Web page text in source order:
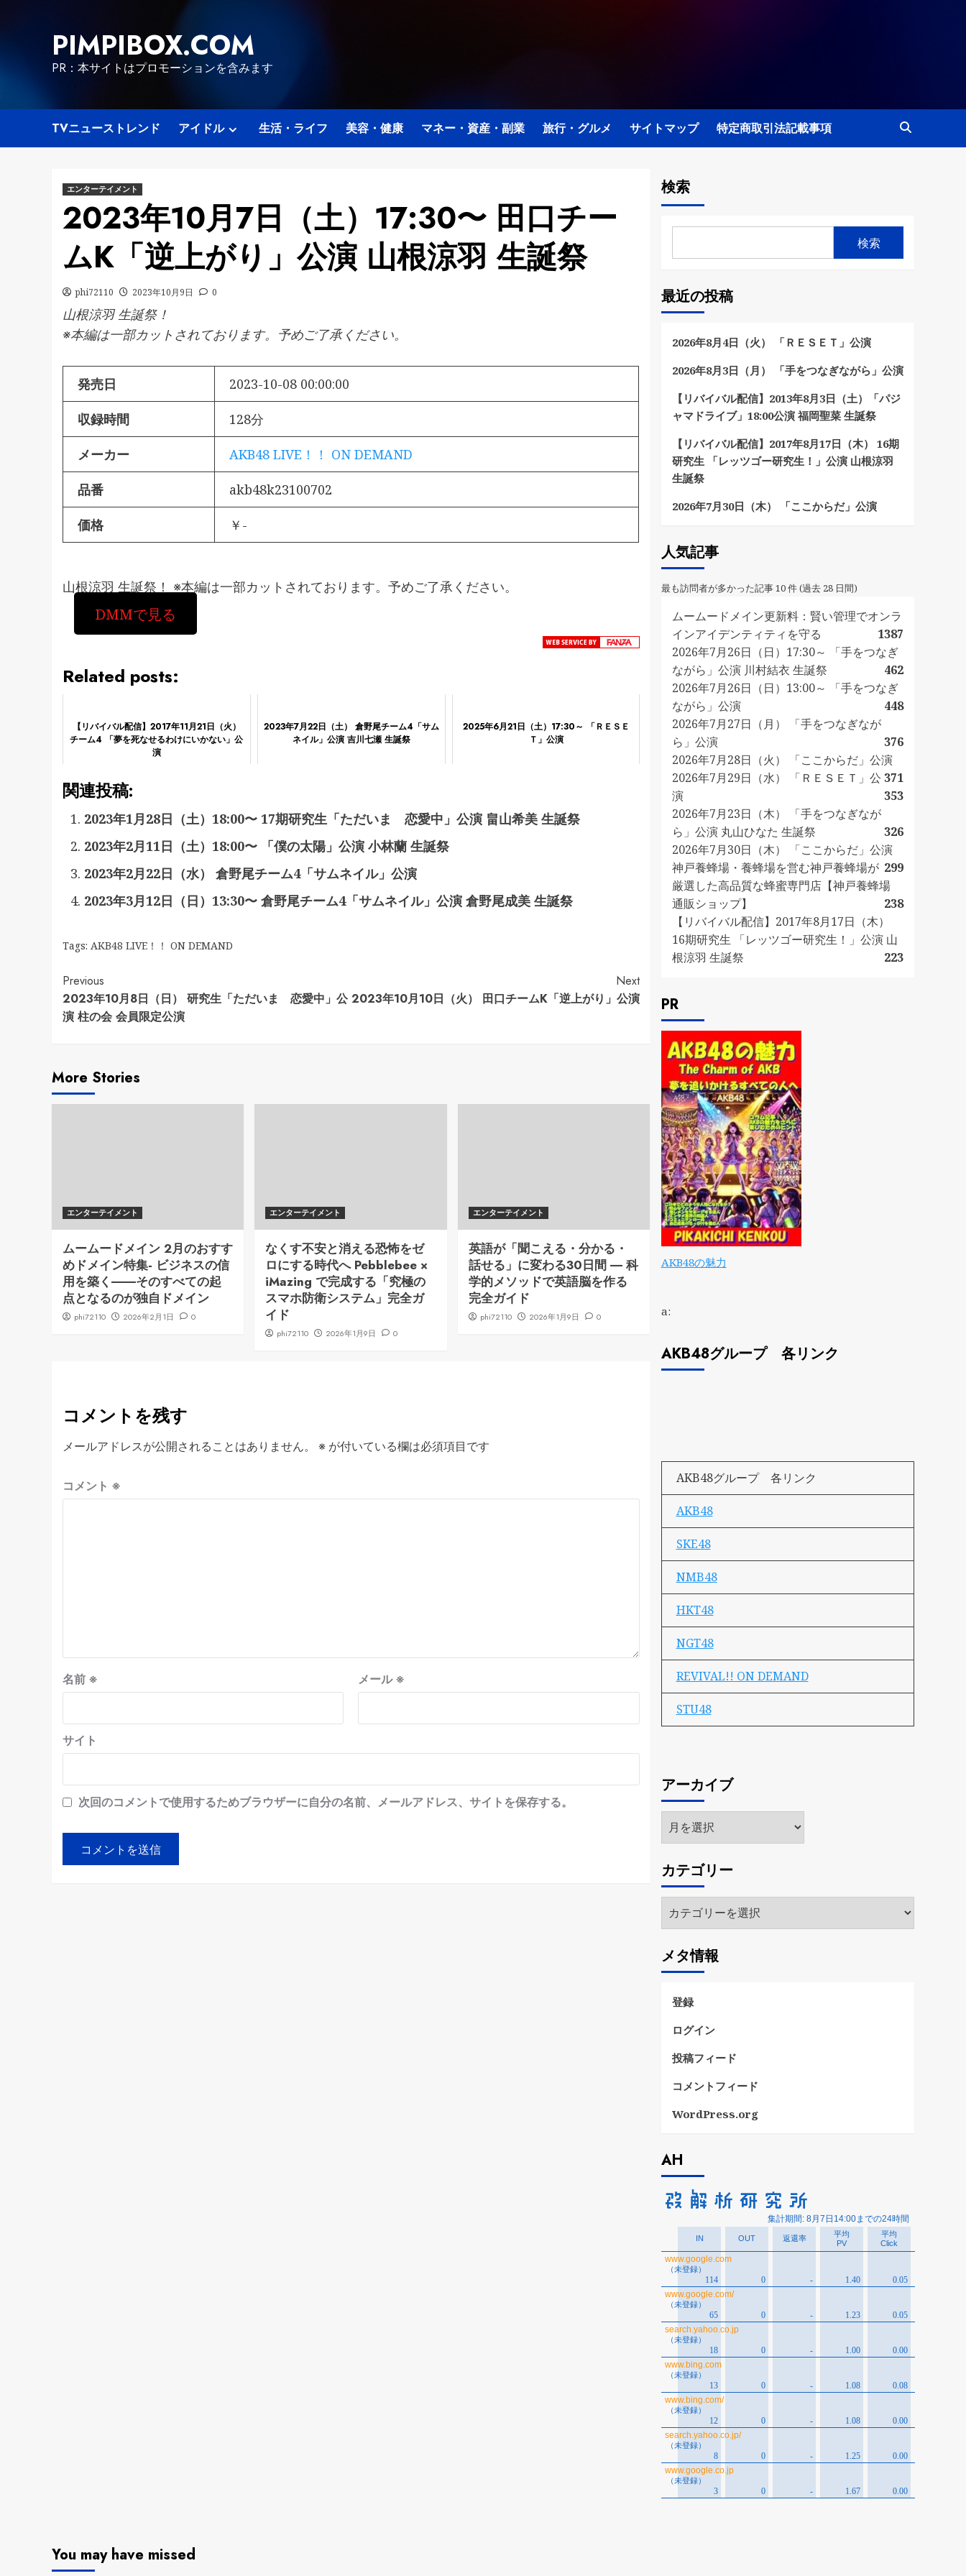
PIMPIBOX.COM
PR：本サイトはプロモーションを含みます
TVニューストレンド アイドル 生活・ライフ 美容・健康 マネー・資産・副業 旅行・グルメ サイトマップ 特定商取引法記載事項
エンターテイメント
2023年10月7日（土）17:30〜 田口チー
ムK「逆上がり」公演 山根涼羽 生誕祭
phi72110 2023年10月9日 0
山根涼羽 生誕祭！
※本編は一部カットされております。予めご了承ください。
発売日 2023-10-08 00:00:00
収録時間 128分
メーカー AKB48 LIVE！！ ON DEMAND
品番 akb48k23100702
価格 ￥-
山根涼羽 生誕祭！ ※本編は一部カットされております。予めご了承ください。
DMMで見る
Related posts:
【リバイバル配信】2017年11月21日（火）
チーム4 「夢を死なせるわけにいかない」公
演
2023年7月22日（土） 倉野尾チーム4「サム
ネイル」公演 吉川七瀬 生誕祭
2025年6月21日（土）17:30～ 「ＲＥＳＥ
Ｔ」公演
関連投稿:
2023年1月28日（土）18:00〜 17期研究生「ただいま 恋愛中」公演 畠山希美 生誕祭
2023年2月11日（土）18:00〜 「僕の太陽」公演 小林蘭 生誕祭
2023年2月22日（水） 倉野尾チーム4「サムネイル」公演
2023年3月12日（日）13:30〜 倉野尾チーム4「サムネイル」公演 倉野尾成美 生誕祭
Tags: AKB48 LIVE！！ ON DEMAND
Continue
Reading
Previous
2023年10月8日（日） 研究生「ただいま 恋愛中」公
演 柱の会 会員限定公演
Next
2023年10月10日（火） 田口チームK「逆上がり」公演
More Stories
エンターテイメント
ムームードメイン 2月のおすす
めドメイン特集- ビジネスの信
用を築く――そのすべての起
点となるのが独自ドメイン
phi72110 2026年2月1日 0
エンターテイメント
なくす不安と消える恐怖をゼ
ロにする時代へ Pebblebee ×
iMazing で完成する「究極の
スマホ防衛システム」完全ガ
イド
phi72110 2026年1月9日 0
エンターテイメント
英語が「聞こえる・分かる・
話せる」に変わる30日間 ― 科
学的メソッドで英語脳を作る
完全ガイド
phi72110 2026年1月9日 0
コメントを残す
メールアドレスが公開されることはありません。 ※ が付いている欄は必須項目です
コメント ※
名前 ※ メール※
サイト
次回のコメントで使用するためブラウザーに自分の名前、メールアドレス、サイトを保存する。
検索
検索
最近の投稿
2026年8月4日（火） 「ＲＥＳＥＴ」公演
2026年8月3日（月） 「手をつなぎながら」公演
【リバイバル配信】2013年8月3日（土）「パジ
ャマドライブ」18:00公演 福岡聖菜 生誕祭
【リバイバル配信】2017年8月17日（木） 16期
研究生 「レッツゴー研究生！」公演 山根涼羽
生誕祭
2026年7月30日（木） 「ここからだ」公演
人気記事
最も訪問者が多かった記事 10 件 (過去 28 日間)
ムームードメイン更新料：賢い管理でオンラ
インアイデンティティを守る
1387
2026年7月26日（日）17:30～ 「手をつなぎ
ながら」公演 川村結衣 生誕祭
462
2026年7月26日（日）13:00～ 「手をつなぎ
ながら」公演
448
2026年7月27日（月） 「手をつなぎなが
ら」公演
376
2026年7月28日（火） 「ここからだ」公演
371
2026年7月29日（水） 「ＲＥＳＥＴ」公
演
353
2026年7月23日（木） 「手をつなぎなが
ら」公演 丸山ひなた 生誕祭
326
2026年7月30日（木） 「ここからだ」公演
299
神戸養蜂場・養蜂場を営む神戸養蜂場が
厳選した高品質な蜂蜜専門店【神戸養蜂場
通販ショップ】
238
【リバイバル配信】2017年8月17日（木）
16期研究生 「レッツゴー研究生！」公演 山
根涼羽 生誕祭
223
PR
AKB48の魅力
a:
AKB48グループ 各リンク
AKB48グループ 各リンク
AKB48
SKE48
NMB48
HKT48
NGT48
REVIVAL!! ON DEMAND
STU48
アーカイブ
ア
ー
イ
ブ
カテゴリー
テ
リ
ー
メタ情報
登録
ログイン
投稿フィード
コメントフィード
WordPress.org
AH
You may have missed